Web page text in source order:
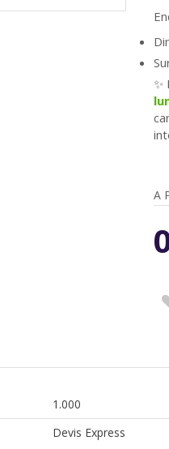
✨
A
1.000
Devis Express